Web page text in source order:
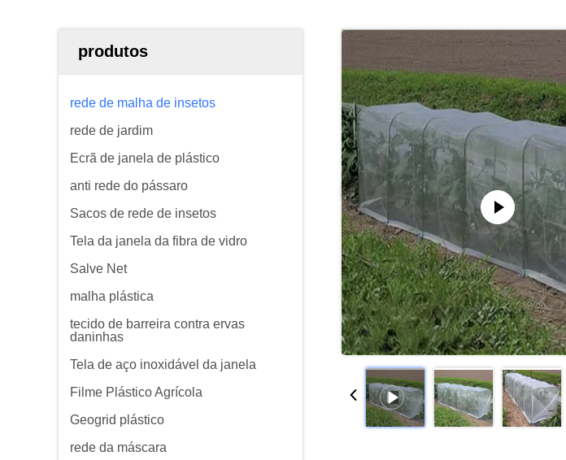
produtos
rede de malha de insetos
rede de jardim
Ecrã de janela de plástico
anti rede do pássaro
Sacos de rede de insetos
Tela da janela da fibra de vidro
Salve Net
malha plástica
tecido de barreira contra ervas
daninhas
Tela de aço inoxidável da janela
Filme Plástico Agrícola
Geogrid plástico
rede da máscara